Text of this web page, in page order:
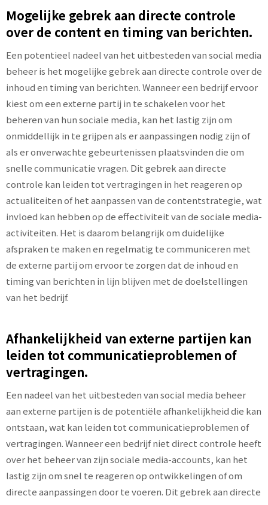
Mogelijke gebrek aan directe controle
over de content en timing van berichten.
Een potentieel nadeel van het uitbesteden van social media
beheer is het mogelijke gebrek aan directe controle over de
inhoud en timing van berichten. Wanneer een bedrijf ervoor
kiest om een externe partij in te schakelen voor het
beheren van hun sociale media, kan het lastig zijn om
onmiddellijk in te grijpen als er aanpassingen nodig zijn of
als er onverwachte gebeurtenissen plaatsvinden die om
snelle communicatie vragen. Dit gebrek aan directe
controle kan leiden tot vertragingen in het reageren op
actualiteiten of het aanpassen van de contentstrategie, wat
invloed kan hebben op de effectiviteit van de sociale media-
activiteiten. Het is daarom belangrijk om duidelijke
afspraken te maken en regelmatig te communiceren met
de externe partij om ervoor te zorgen dat de inhoud en
timing van berichten in lijn blijven met de doelstellingen
van het bedrijf.
Afhankelijkheid van externe partijen kan
leiden tot communicatieproblemen of
vertragingen.
Een nadeel van het uitbesteden van social media beheer
aan externe partijen is de potentiële afhankelijkheid die kan
ontstaan, wat kan leiden tot communicatieproblemen of
vertragingen. Wanneer een bedrijf niet direct controle heeft
over het beheer van zijn sociale media-accounts, kan het
lastig zijn om snel te reageren op ontwikkelingen of om
directe aanpassingen door te voeren. Dit gebrek aan directe